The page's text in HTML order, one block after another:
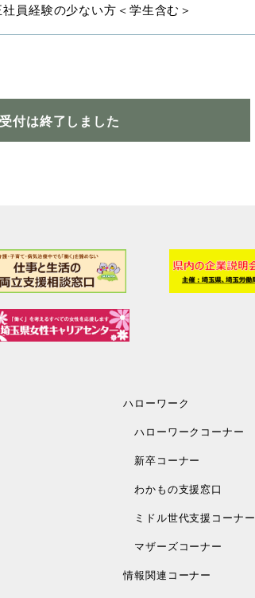
員経験の少ない方＜学生含む＞
受付は終了しました
ハローワーク
ハローワークコーナー
新卒コーナー
わかもの支援窓口
ミドル世代支援コーナー
マザーズコーナー
情報関連コーナー